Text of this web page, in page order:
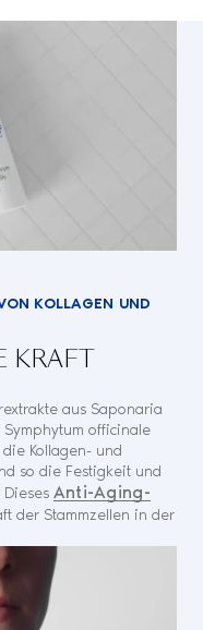
KOLLAGEN UND
KRAFT
aus Saponaria
Symphytum officinale
Kollagen- und
so die Festigkeit und
Anti-Aging-
der Stammzellen in der